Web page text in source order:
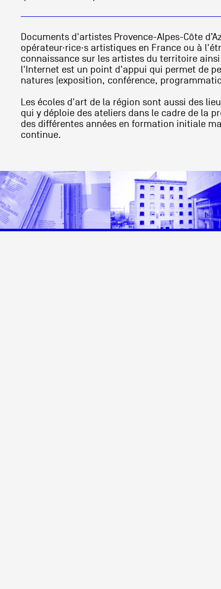
Documents d'artistes Provence-Alpes-Côte
opérateur·rice·s artistiques en France ou à
connaissance sur les artistes du territoire
l'Internet est un point d'appui qui permet de
natures (exposition, conférence,
Les écoles d'art de la région sont aussi des
qui y déploie des ateliers dans le cadre de la
des différentes années en formation initiale
continue.